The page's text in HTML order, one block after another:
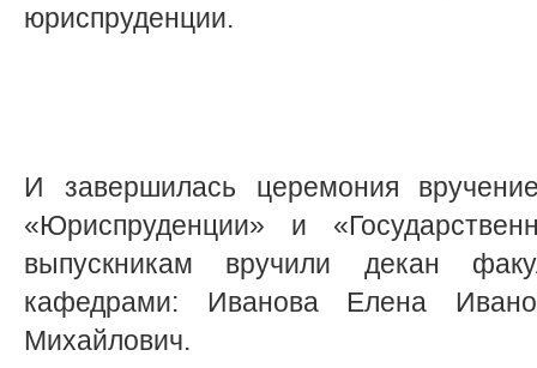
юриспруденции.
И завершилась церемония
«Юриспруденции» и
выпускникам вручили декан
кафедрами: Иванова Елена
Михайлович.